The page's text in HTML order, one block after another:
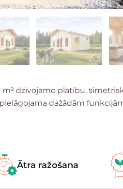
m² dzīvojamo platību,
dažādām
Ātra ražošana